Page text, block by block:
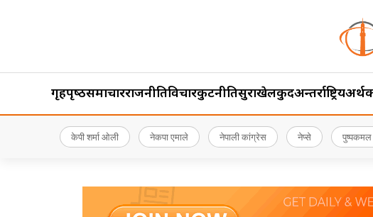
गृहपृष्‍ठसमाचारराजनीतिविचारकुटनीतिसुरक्षाखेलकुदअन्तर्राष्ट्रियअर्थ
केपी शर्मा ओली नेकपा एमाले नेपाली कांग्रेस नेप्से पुष्पकमल